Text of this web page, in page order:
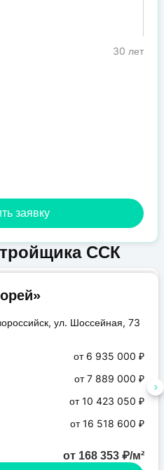
30 лет
заявку
ССК
ул. Шоссейная, 73
от 6 935 000 ₽
от 7 889 000 ₽
от 10 423 050 ₽
от 16 518 600 ₽
от 168 353 ₽/м²